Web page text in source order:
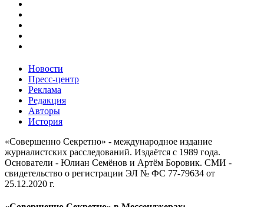
Новости
Пресс-центр
Реклама
Редакция
Авторы
История
«Совершенно Секретно» - международное издание
журналистских расследований. Издаётся с 1989 года.
Основатели - Юлиан Семёнов и Артём Боровик. CМИ -
свидетельство о регистрации ЭЛ № ФС 77-79634 от
25.12.2020 г.